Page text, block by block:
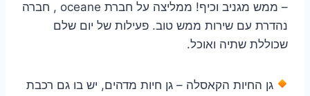
– ממש מגניב וכיף! ממליצה על חברת oceane , חברה
נהדרת עם שירות ממש טוב. פעילות של יום שלם
שכוללת שתיה ואוכל.
גן החיות הקאסלה – גן חיות מדהים, יש בו גם רכבת